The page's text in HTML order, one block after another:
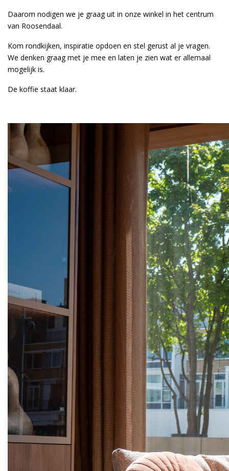
Daarom nodigen we je graag uit in onze winkel in het centrum
van Roosendaal.
Kom rondkijken, inspiratie opdoen en stel gerust al je vragen.
We denken graag met je mee en laten je zien wat er allemaal
mogelijk is.
De koffie staat klaar.